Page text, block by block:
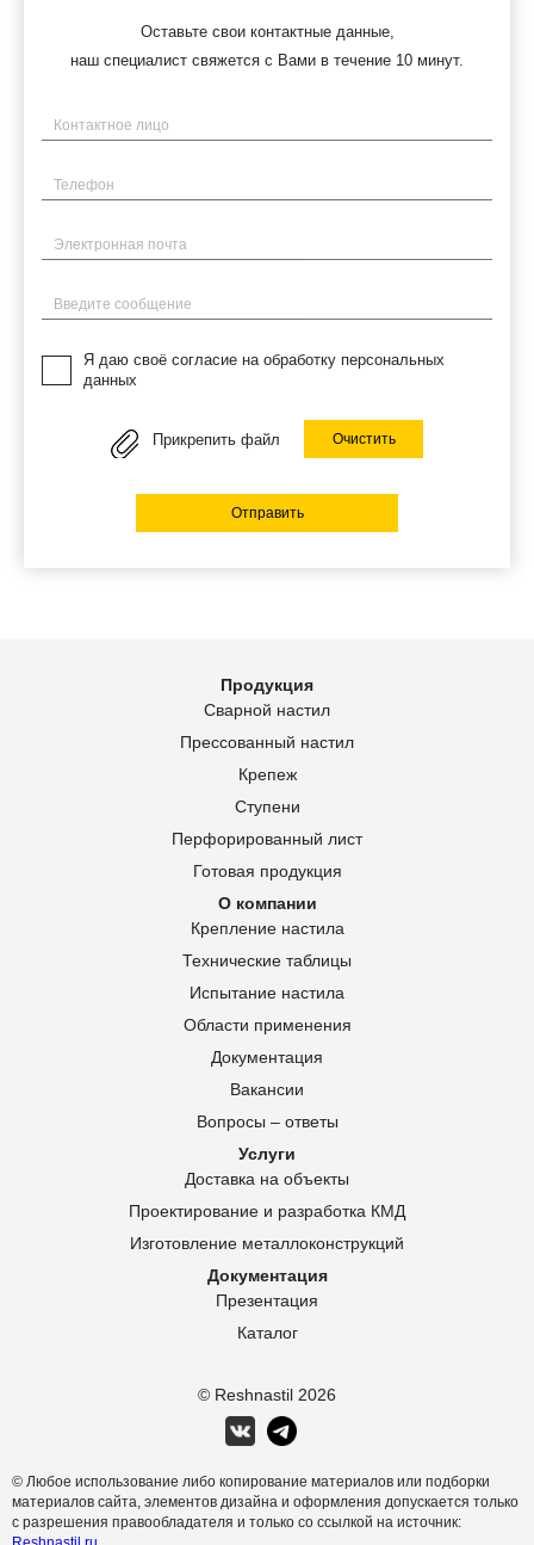
Оставьте свои контактные данные,
наш специалист свяжется с Вами в течение 10 минут.
Имя
Телефон
Электронная почта
Введите сообщение
Я даю своё согласие на обработку персональных
данных
Прикрепить файл Очистить
Отправить
© Reshnastil 2026
Продукция
Сварной настил
Прессованный настил
Крепеж
Ступени
Перфорированный лист
Готовая продукция
О компании
Крепление настила
Технические таблицы
Испытание настила
Области применения
Документация
Вакансии
Вопросы – ответы
Услуги
Доставка на объекты
Проектирование и разработка КМД
Изготовление металлоконструкций
Документация
Презентация
Каталог
© Любое использование либо копирование материалов или подборки
материалов сайта, элементов дизайна и оформления допускается только
с разрешения правообладателя и только со ссылкой на источник: